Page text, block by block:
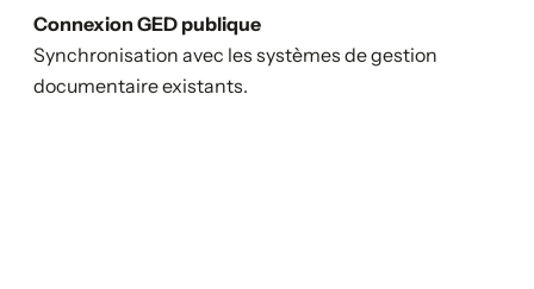
Connexion GED publique
Synchronisation avec les systèmes de gestion
documentaire existants.